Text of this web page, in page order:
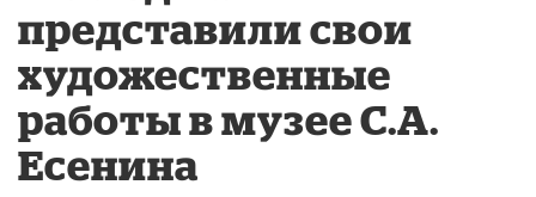
представили свои
художественные
работы в музее С.А.
Есенина